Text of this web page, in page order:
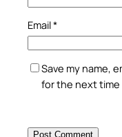
Email*
Save my name,
for the next time